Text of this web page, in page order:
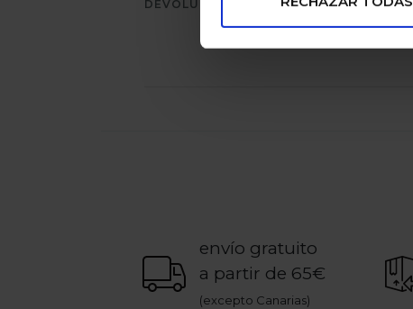
DEVOLUCIONES
envío gratuito
a partir de 65€
(excepto Canarias)